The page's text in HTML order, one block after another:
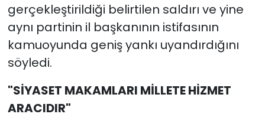
gerçekleştirildiği belirtilen saldırı ve yine
aynı partinin il başkanının istifasının
kamuoyunda geniş yankı uyandırdığını
söyledi.
"SİYASET MAKAMLARI MİLLETE HİZMET
ARACIDIR"